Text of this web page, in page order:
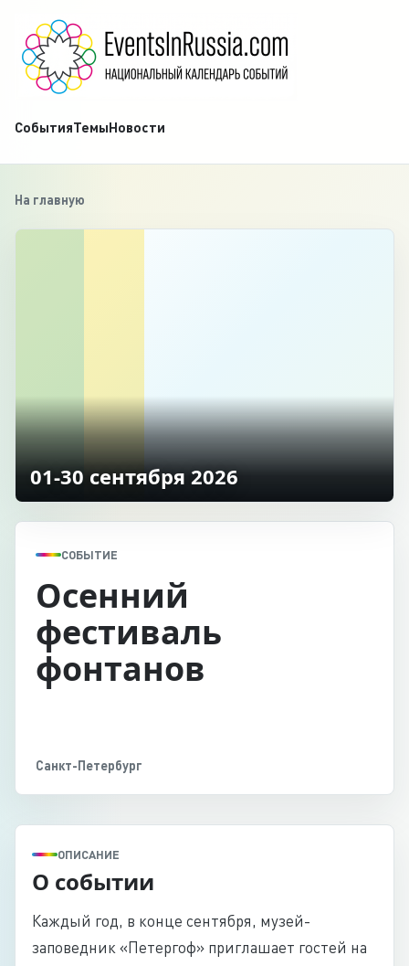
СобытияТемыНовости
На главную
01-30 сентября 2026
СОБЫТИЕ
Осенний
фестиваль
фонтанов
Санкт-Петербург
ОПИСАНИЕ
О событии
Каждый год, в конце сентября, музей-
заповедник «Петергоф» приглашает гостей на